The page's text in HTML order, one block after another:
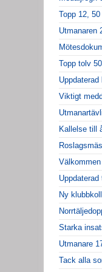
Topp 12,
Utmanaren
Topp tolv
Viktigt
Kallelse till
Uppdaterad
Ny
Starka
Utmanare
Tack alla